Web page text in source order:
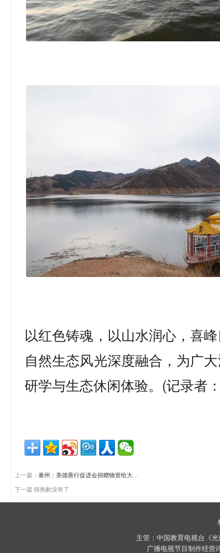
以红色铸魂，以山水润心，喜
自然生态风光深度融合，为广
研学与生态休闲体验。(记录者
上一篇：泰州：美德善行促进会捐赠物资给大…
下一篇:很抱歉没有了
主管：中国教育电视台《
广播电视节目制作经营